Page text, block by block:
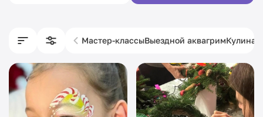
Мастер-классыВыездной аквагрим